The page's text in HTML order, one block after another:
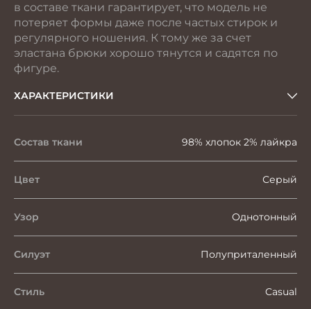
в составе ткани гарантирует, что модель не
потеряет формы даже после частых стирок и
регулярного ношения. К тому же за счет
эластана брюки хорошо тянутся и садятся по
фигуре.
ХАРАКТЕРИСТИКИ
Состав ткани 98% хлопок 2% лайкра
Цвет Серый
Узор Однотонный
Силуэт Полуприталенный
Стиль Casual